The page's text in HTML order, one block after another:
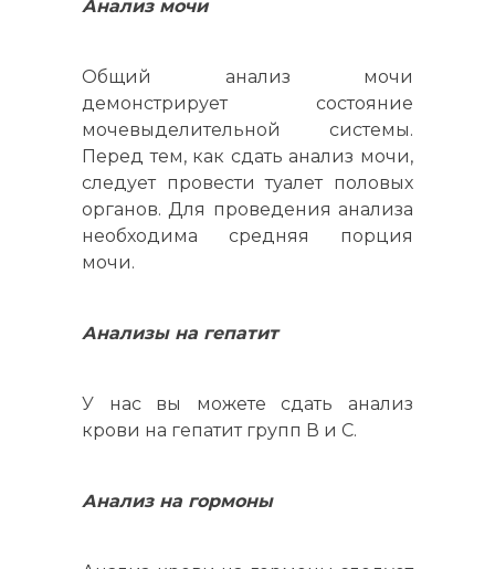
Анализ мочи
Общий анализ мочи
демонстрирует состояние
мочевыделительной системы.
Перед тем, как сдать анализ мочи,
следует провести туалет половых
органов. Для проведения анализа
необходима средняя порция
мочи.
Анализы на гепатит
У нас вы можете сдать анализ
крови на гепатит групп В и С.
Анализ на гормоны